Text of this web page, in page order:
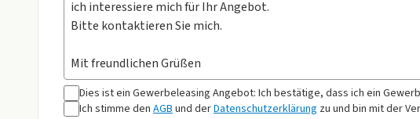
Dies ist ein Gewerbeleasing Angebot: Ich bestätige, dass ich ein
Ich stimme den AGBund derDatenschutzerklärung zu und bin mit der